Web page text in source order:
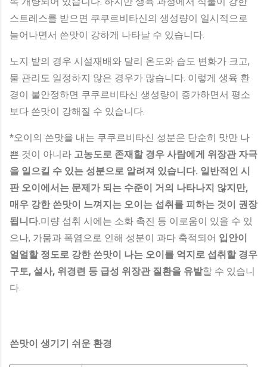
스트레스를 받으면 쿠쿠르비타신의 생성량이 일시적으로
늘어나면서 쓴맛이 강하게 나타날 수 있습니다.
노지 밭의 경우 시설재배와 달리 온도와 습도 변화가 크고,
물 관리도 일정하지 않은 경우가 많습니다. 이렇게 생육 환
경이 불안정하면 쿠쿠르비타신 생성량이 증가하면서 평소
보다 쓴맛이 강해질 수 있습니다.
*오이의 쓴맛을 내는 쿠쿠르비타신 성분은 단순히 맛만 나
쁜 것이 아니라 고농도로 존재할 경우 사람에게 위장관 자극
을 일으킬 수 있는 성분으로 알려져 있습니다. 일반적인 시
판 오이에서는 문제가 되는 수준이 거의 나타나지 않지만,
매우 강한 쓴맛이 느껴지는 오이는 섭취를 피하는 것이 권장
됩니다.미량 섭취 시에는 소화 촉진 등 이로움이 있을 수 있
으나, 가뭄과 폭염으로 인해 성분이 과다 축적되어 입안이
얼얼할 정도로 강한 쓴맛이 나는 오이를 억지로 섭취할 경우
구토, 설사, 위경련 등 급성 위장관 질환을 유발할 수 있습니
다.
쓴맛이 생기기 쉬운 환경